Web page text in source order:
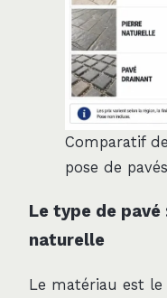
Comparatif
pose de
Le type de
naturelle
Le matériau est